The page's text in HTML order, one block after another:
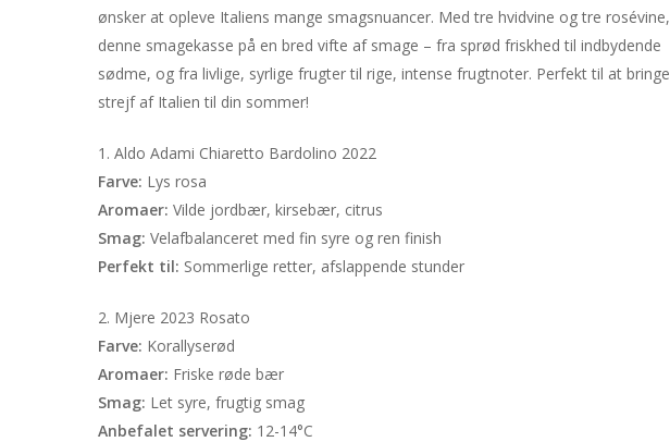
ønsker at opleve Italiens mange smagsnuancer. Med tre hvidvine og tre
denne smagekasse på en bred vifte af smage – fra sprød friskhed til indbydende
sødme, og fra livlige, syrlige frugter til rige, intense frugtnoter. Perfekt til at
strejf af Italien til din sommer!
1. Aldo Adami Chiaretto Bardolino 2022
Farve: Lys rosa
Aromaer: Vilde jordbær, kirsebær, citrus
Smag: Velafbalanceret med fin syre og ren finish
Perfekt til: Sommerlige retter, afslappende stunder
2. Mjere 2023 Rosato
Farve: Korallyserød
Aromaer: Friske røde bær
Smag: Let syre, frugtig smag
Anbefalet servering: 12-14°C